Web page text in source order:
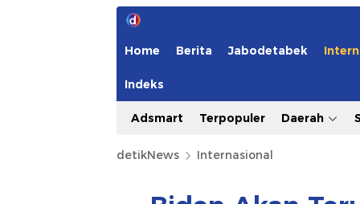
Home Berita Jabodetabek
Indeks
Adsmart Terpopuler Daerah
detikNews Internasional